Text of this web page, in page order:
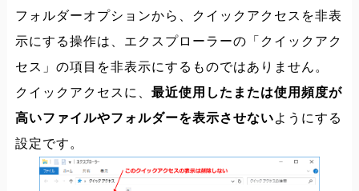
フォルダーオプションから、クイックアクセスを非表
示にする操作は、エクスプローラーの「クイックアク
セス」の項目を非表示にするものではありません。
クイックアクセスに、 最近使用したまたは使用頻度が
高いファイルやフォルダーを表示させないようにする
設定です。